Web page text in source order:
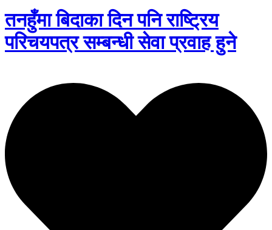
तनहुँमा बिदाका दिन पनि राष्ट्रिय
परिचयपत्र सम्बन्धी सेवा प्रवाह हुने